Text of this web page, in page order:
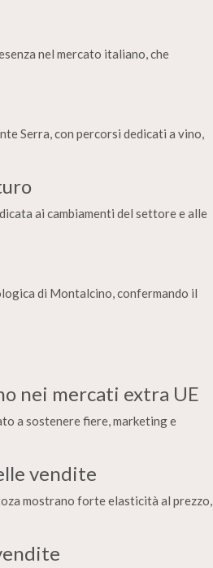
nel mercato italiano, che
Serra, con percorsi dedicati a vino,
ai cambiamenti del settore e alle
di Montalcino, confermando il
nei mercati extra UE
a sostenere fiere, marketing e
vendite
mostrano forte elasticità al prezzo,